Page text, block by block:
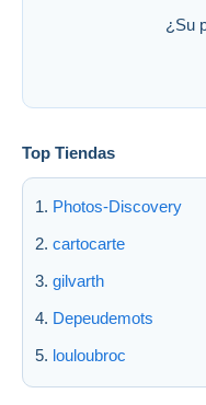
¿Su
Top Tiendas
Photos-Discovery
cartocarte
gilvarth
Depeudemots
louloubroc